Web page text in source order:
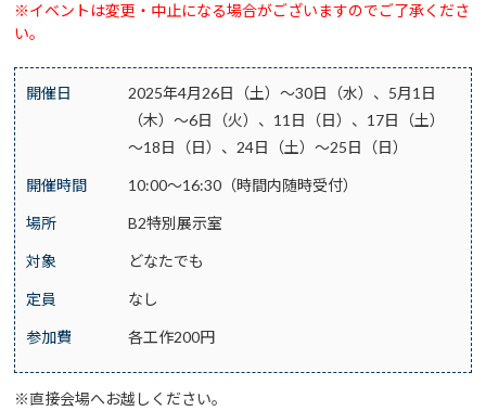
※イベントは変更・中止になる場合がございますのでご了承くださ
い。
開催日
2025年4月26日（土）～30日（水）、5月1日
（木）～6日（火）、11日（日）、17日（土）
～18日（日）、24日（土）～25日（日）
開催時間 10:00～16:30（時間内随時受付）
場所 B2特別展示室
対象 どなたでも
定員 なし
参加費 各工作200円
※直接会場へお越しください。